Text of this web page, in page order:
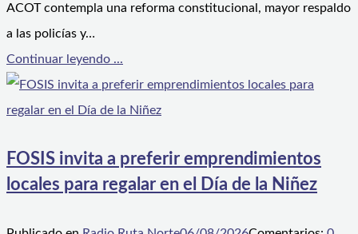
ACOT contempla una reforma constitucional, mayor respaldo
a las policías y…
Continuar leyendo ...
FOSIS invita a preferir emprendimientos
locales para regalar en el Día de la Niñez